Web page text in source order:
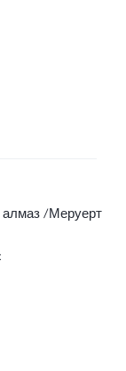
алмаз /Меруерт